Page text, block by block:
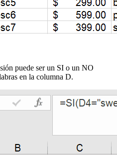
puede ser un SI o un NO
en la columna D.